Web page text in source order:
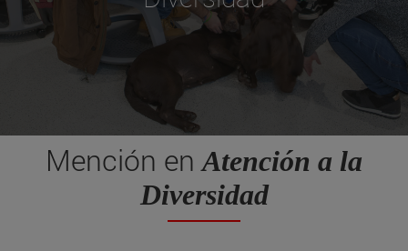
Mención enAtención a la
Diversidad